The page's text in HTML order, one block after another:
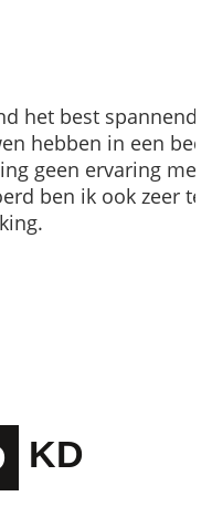
het best
hebben in een
geen ervaring
ben ik ook zeer te
KD